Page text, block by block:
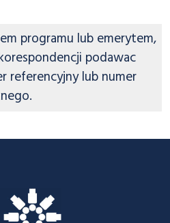
programu lub emerytem,
podawac
referencyjny lub numer